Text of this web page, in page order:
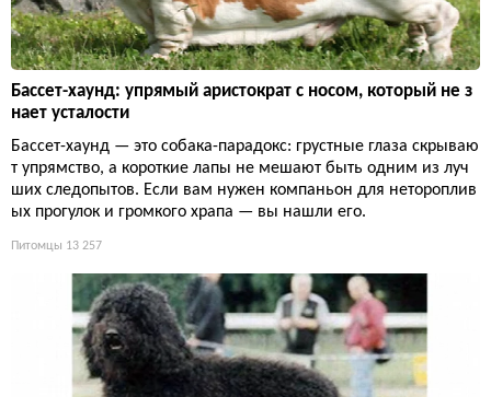
Бассет-хаунд: упрямый аристократ с носом, который не з
нает усталости
Бассет-хаунд — это собака-парадокс: грустные глаза скрываю
т упрямство, а короткие лапы не мешают быть одним из луч
ших следопытов. Если вам нужен компаньон для нетороплив
ых прогулок и громкого храпа — вы нашли его.
Питомцы 13 257